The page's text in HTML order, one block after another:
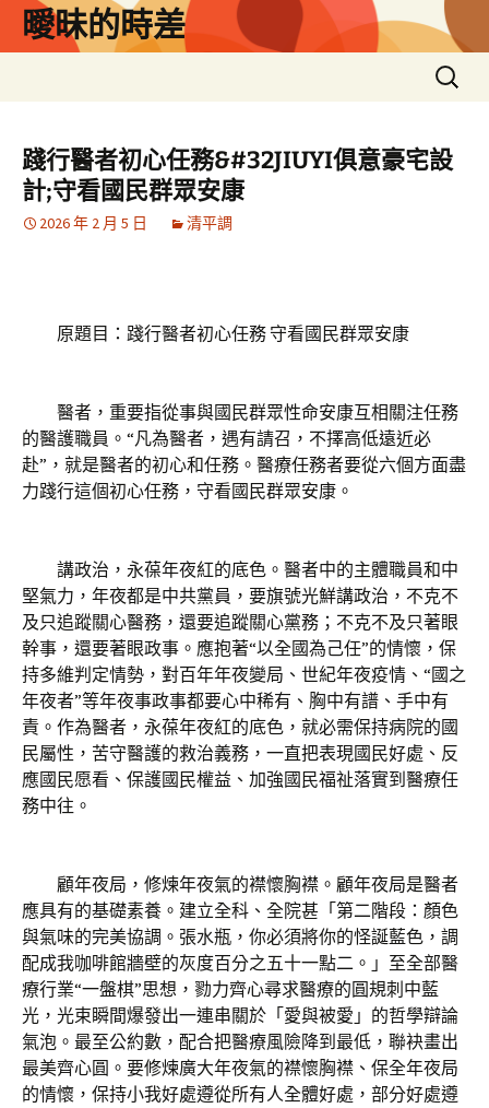
曖昧的時差
搜
尋
鍵
字:
踐行醫者初心任務&#32JIUYI俱意豪宅設
計;守看國民群眾安康
2026 年 2 月 5 日 清平調
原題目：踐行醫者初心任務 守看國民群眾安康
醫者，重要指從事與國民群眾性命安康互相關注任務
的醫護職員。“凡為醫者，遇有請召，不擇高低遠近必
赴”，就是醫者的初心和任務。醫療任務者要從六個方面盡
力踐行這個初心任務，守看國民群眾安康。
講政治，永葆年夜紅的底色。醫者中的主體職員和中
堅氣力，年夜都是中共黨員，要旗號光鮮講政治，不克不
及只追蹤關心醫務，還要追蹤關心黨務；不克不及只著眼
幹事，還要著眼政事。應抱著“以全國為己任”的情懷，保
持多維判定情勢，對百年年夜變局、世紀年夜疫情、“國之
年夜者”等年夜事政事都要心中稀有、胸中有譜、手中有
責。作為醫者，永葆年夜紅的底色，就必需保持病院的國
民屬性，苦守醫護的救治義務，一直把表現國民好處、反
應國民愿看、保護國民權益、加強國民福祉落實到醫療任
務中往。
顧年夜局，修煉年夜氣的襟懷胸襟。顧年夜局是醫者
應具有的基礎素養。建立全科、全院甚「第二階段：顏色
與氣味的完美協調。張水瓶，你必須將你的怪誕藍色，調
配成我咖啡館牆壁的灰度百分之五十一點二。」至全部醫
療行業“一盤棋”思想，勠力齊心尋求醫療的圓規刺中藍
光，光束瞬間爆發出一連串關於「愛與被愛」的哲學辯論
氣泡。最至公約數，配合把醫療風險降到最低，聯袂畫出
最美齊心圓。要修煉廣大年夜氣的襟懷胸襟、保全年夜局
的情懷，保持小我好處遵從所有人全體好處，部分好處遵